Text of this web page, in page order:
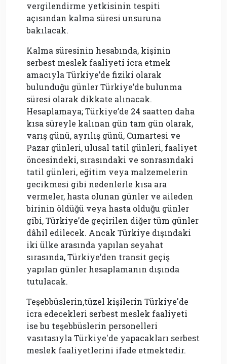
vergilendirme yetkisinin tespiti
açısından kalma süresi unsuruna
bakılacak.
Kalma süresinin hesabında, kişinin
serbest meslek faaliyeti icra etmek
amacıyla Türkiye’de fiziki olarak
bulunduğu günler Türkiye’de bulunma
süresi olarak dikkate alınacak.
Hesaplamaya; Türkiye’de 24 saatten daha
kısa süreyle kalınan gün tam gün olarak,
varış günü, ayrılış günü, Cumartesi ve
Pazar günleri, ulusal tatil günleri, faaliyet
öncesindeki, sırasındaki ve sonrasındaki
tatil günleri, eğitim veya malzemelerin
gecikmesi gibi nedenlerle kısa ara
vermeler, hasta olunan günler ve aileden
birinin öldüğü veya hasta olduğu günler
gibi, Türkiye’de geçirilen diğer tüm günler
dâhil edilecek. Ancak Türkiye dışındaki
iki ülke arasında yapılan seyahat
sırasında, Türkiye’den transit geçiş
yapılan günler hesaplamanın dışında
tutulacak.
Teşebbüslerin,tüzel kişilerin Türkiye'de
icra edecekleri serbest meslek faaliyeti
ise bu teşebbüslerin personelleri
vasıtasıyla Türkiye'de yapacakları serbest
meslek faaliyetlerini ifade etmektedir.